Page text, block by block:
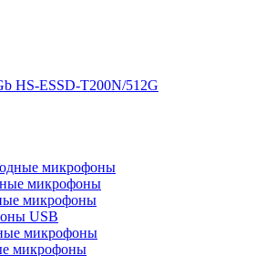
HS-ESSD-T200N/512G
микрофоны
микрофоны
микрофоны
USB
микрофоны
микрофоны